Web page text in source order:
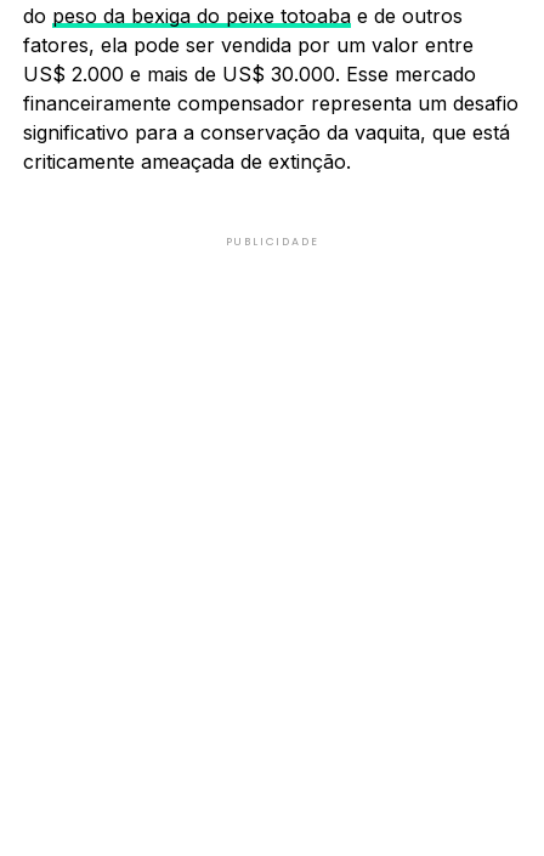
do peso da bexiga do peixe totoabae de outros
fatores, ela pode ser vendida por um valor entre
US$ 2.000 e mais de US$ 30.000. Esse mercado
financeiramente compensador representa um desafio
significativo para a conservação da vaquita, que está
criticamente ameaçada de extinção.
PUBLICIDADE